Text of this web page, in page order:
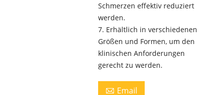
Schmerzen effektiv reduziert
werden.
7. Erhältlich in verschiedenen
Größen und Formen, um den
klinischen Anforderungen
gerecht zu werden.
 Email